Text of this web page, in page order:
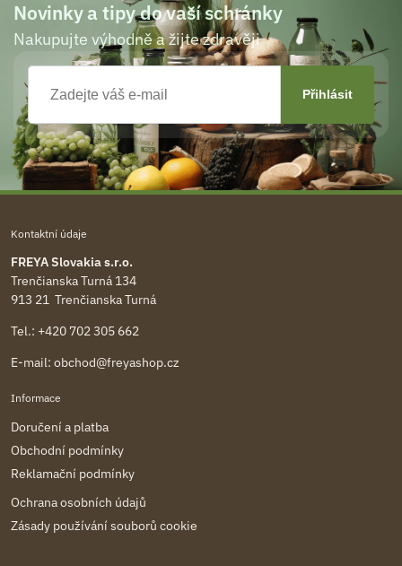
Novinky a tipy do vaší schránky
Nakupujte výhodně a žijte zdravěji
Kontaktní údaje
FREYA Slovakia s.r.o.
Trenčianska Turná 134
913 21 Trenčianska Turná
Tel.: +420 702 305 662
E-mail: obchod@freyashop.cz
Informace
Doručení a platba
Obchodní podmínky
Reklamační podmínky
Ochrana osobních údajů
Zásady používání souborů cookie